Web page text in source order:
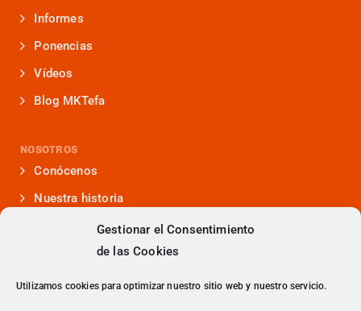
Gestionar el Consentimiento
de las Cookies
Utilizamos cookies para optimizar nuestro sitio web y nuestro servicio.
Informes
Ponencias
Vídeos
Blog MKTefa
NOSOTROS
Conócenos
Nuestra historia
Iniciativas que lideramos
Noticias y eventos
Presencia en medios